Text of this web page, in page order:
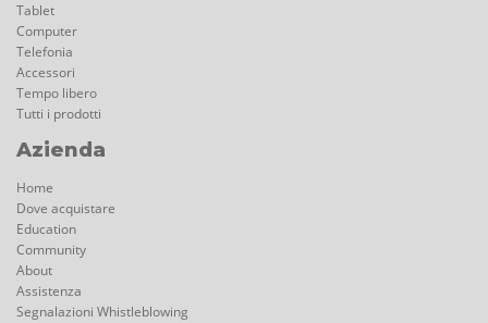
Tablet
Computer
Telefonia
Accessori
Tempo libero
Tutti i prodotti
Azienda
Home
Dove acquistare
Education
Community
About
Assistenza
Segnalazioni Whistleblowing